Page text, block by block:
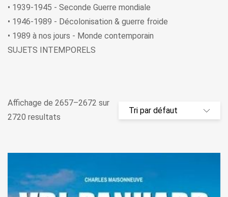
• 1939-1945 - Seconde Guerre mondiale
• 1946-1989 - Décolonisation & guerre froide
• 1989 à nos jours - Monde contemporain
SUJETS INTEMPORELS
Affichage de 2657–2672 sur
2720 resultats